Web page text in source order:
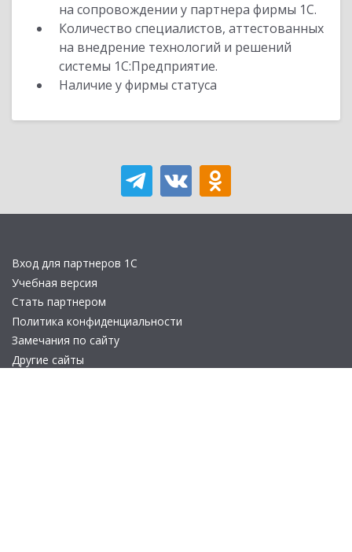
на сопровождении у партнера фирмы 1С.
Количество специалистов, аттестованных
на внедрение технологий и решений
системы 1С:Предприятие.
Наличие у фирмы статуса
Вход для партнеров 1С
Учебная версия
Стать партнером
Политика конфиденциальности
Замечания по сайту
Другие сайты